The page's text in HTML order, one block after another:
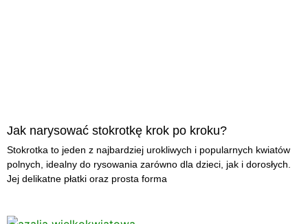
Jak narysować stokrotkę krok po kroku?
Stokrotka to jeden z najbardziej urokliwych i popularnych kwiatów
polnych, idealny do rysowania zarówno dla dzieci, jak i dorosłych.
Jej delikatne płatki oraz prosta forma